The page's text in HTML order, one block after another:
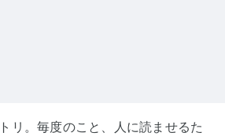
リ。毎度のこと、人に読ませるた